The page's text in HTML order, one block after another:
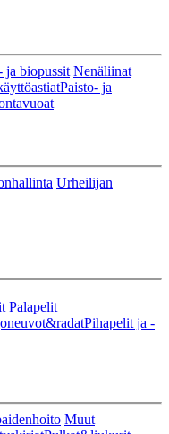
ja biopussit Nenäliinat
Paisto- ja
Urheilijan
Palapelit
Pihapelit ja -
Muut